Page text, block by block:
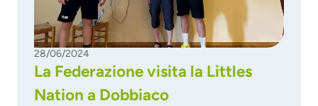
28/06/2024
La Federazione visita la Littles
Nation a Dobbiaco